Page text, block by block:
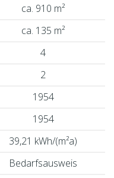
ca. 910 m²
ca. 135 m²
4
2
1954
1954
39,21 kWh/(m²a)
Bedarfsausweis